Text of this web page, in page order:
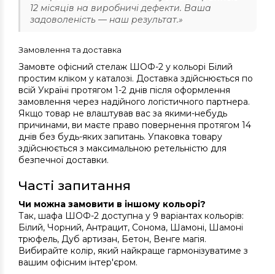
12 місяців на виробничі дефекти. Ваша
задоволеність — наш результат.»
Замовлення та доставка
Замовте офісний стелаж ШОФ-2 у кольорі Білий
простим кліком у каталозі. Доставка здійснюється по
всій Україні протягом 1-2 днів після оформлення
замовлення через надійного логістичного партнера.
Якщо товар не влаштував вас за якими-небудь
причинами, ви маєте право повернення протягом 14
днів без будь-яких запитань. Упаковка товару
здійснюється з максимальною ретельністю для
безпечної доставки.
Часті запитання
Чи можна замовити в іншому кольорі?
Так, шафа ШОФ-2 доступна у 9 варіантах кольорів:
Білий, Чорний, Антрацит, Сонома, Шамоні, Шамоні
трюфель, Дуб артизан, Бетон, Венге магія.
Вибирайте колір, який найкраще гармонізуватиме з
вашим офісним інтер'єром.